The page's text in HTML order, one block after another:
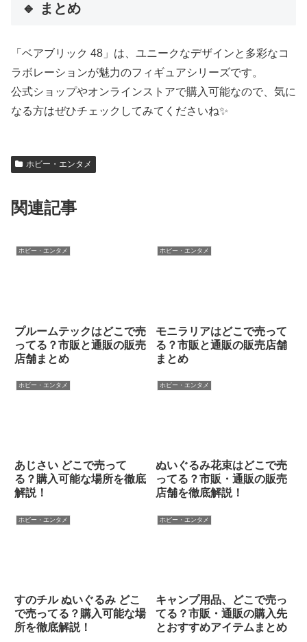
🔹 まとめ
「ベアブリック 48」は、ユニークなデザインと多彩なコ
ラボレーションが魅力のフィギュアシリーズです。
公式ショップやオンラインストアで購入可能なので、気に
なる方はぜひチェックしてみてくださいね✨
ホビー・エンタメ
関連記事
ホビー・エンタメ
プルームテックはどこで売
ってる？市販と通販の販売
店舗まとめ
ホビー・エンタメ
モニラリアはどこで売って
る？市販と通販の販売店舗
まとめ
ホビー・エンタメ
あじさい どこで売って
る？購入可能な場所を徹底
解説！
ホビー・エンタメ
ぬいぐるみ花束はどこで売
ってる？市販・通販の販売
店舗を徹底解説！
ホビー・エンタメ
すのチル ぬいぐるみ どこ
で売ってる？購入可能な場
所を徹底解説！
ホビー・エンタメ
キャンプ用品、どこで売っ
てる？市販・通販の購入先
とおすすめアイテムまとめ